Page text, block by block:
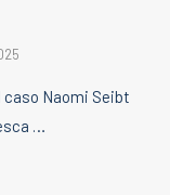
caso Naomi Seibt
…